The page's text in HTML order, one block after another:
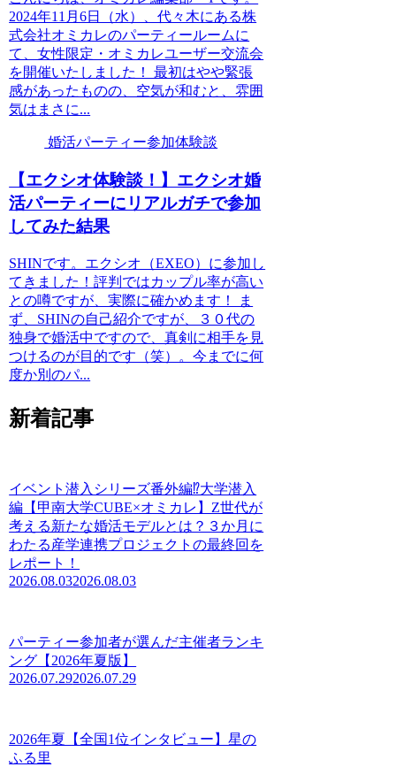
2024年11月6日（水）、代々木にある株
式会社オミカレのパーティールームに
て、女性限定・オミカレユーザー交流会
を開催いたしました！ 最初はやや緊張
感があったものの、空気が和むと、雰囲
気はまさに...
婚活パーティー参加体験談
【エクシオ体験談！】エクシオ婚
活パーティーにリアルガチで参加
してみた結果
SHINです。エクシオ（EXEO）に参加し
てきました！評判ではカップル率が高い
との噂ですが、実際に確かめます！ ま
ず、SHINの自己紹介ですが、３０代の
独身で婚活中ですので、真剣に相手を見
つけるのが目的です（笑）。今までに何
度か別のパ...
新着記事
イベント潜入シリーズ番外編⁉大学潜入
編【甲南大学CUBE×オミカレ】Z世代が
考える新たな婚活モデルとは？３か月に
わたる産学連携プロジェクトの最終回を
レポート！
2026.08.032026.08.03
パーティー参加者が選んだ主催者ランキ
ング【2026年夏版】
2026.07.292026.07.29
2026年夏【全国1位インタビュー】星の
ふる里